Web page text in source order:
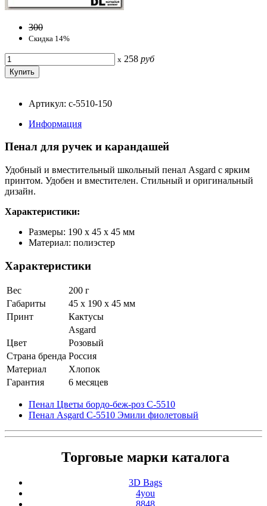
300
Скидка 14%
x 258 руб
Артикул: с-5510-150
Информация
Пенал для ручек и карандашей
Удобный и вместительный школьный пенал Asgard с ярким
принтом. Удобен и вместителен. Стильный и оригинальный
дизайн.
Характеристики:
Размеры: 190 х 45 х 45 мм
Материал: полиэстер
Характеристики
Вес
200 г
Габариты
45 x 190 x 45 мм
Принт
Кактусы
Asgard
Цвет
Розовый
Страна бренда Россия
Материал
Хлопок
Гарантия
6 месяцев
Пенал Цветы бордо-беж-роз С-5510
Пенал Asgard С-5510 Эмили фиолетовый
Торговые марки каталога
3D Bags
4you